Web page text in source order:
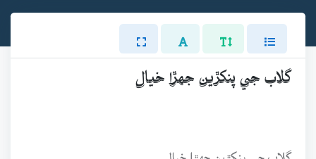
گلاب جي پنکڙين جهڙا خيال
گلاب جي پنکڙين جهڙا خيال